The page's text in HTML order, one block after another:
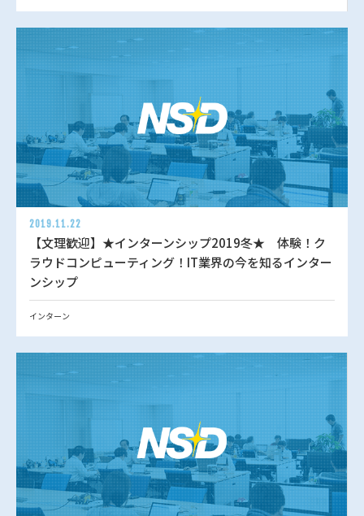
2019.11.22
【文理歓迎】★インターンシップ2019冬★ 体験！ク
ラウドコンピューティング！IT業界の今を知るインター
ンシップ
インターン